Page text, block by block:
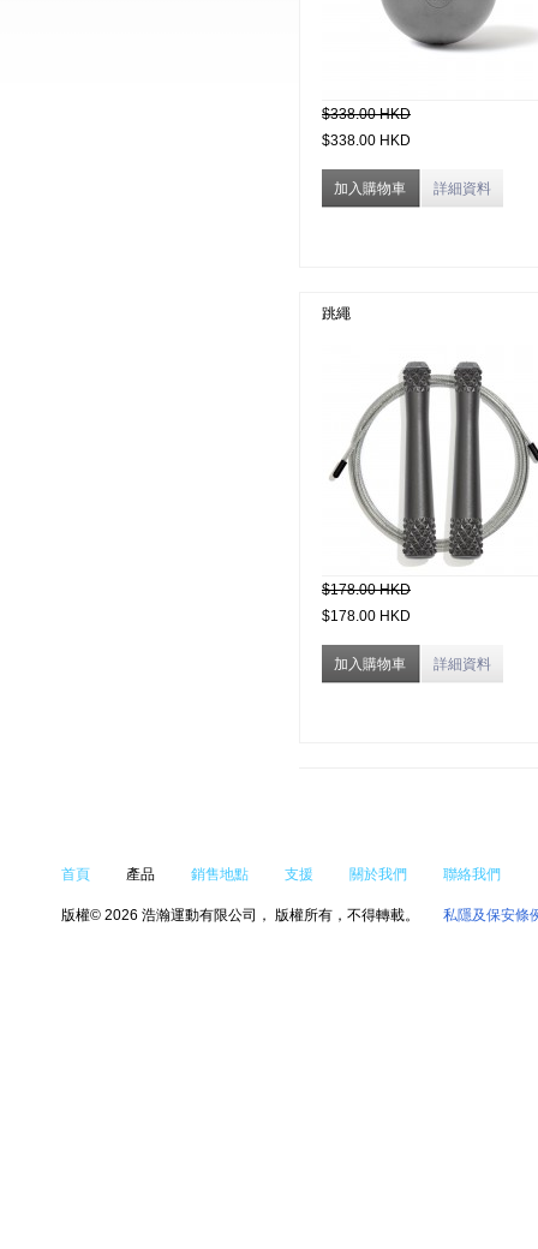
$338.00 HKD
$338.00 HKD
加入購物車 詳細資料
跳繩
$178.00 HKD
$178.00 HKD
加入購物車 詳細資料
首頁 產品 銷售地點 支援 關於我們 聯絡我們
版權© 2026 浩瀚運動有限公司， 版權所有，不得轉載。 私隱及保安條